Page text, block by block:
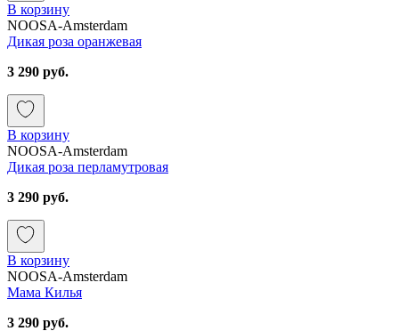
В корзину
NOOSA-Amsterdam
Дикая роза оранжевая
3 290 руб.
В корзину
NOOSA-Amsterdam
Дикая роза перламутровая
3 290 руб.
В корзину
NOOSA-Amsterdam
Мама Килья
3 290 руб.